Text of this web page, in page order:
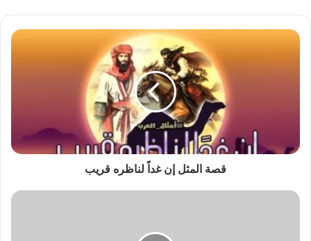
قصة المثل إن غداً لناظره قريب